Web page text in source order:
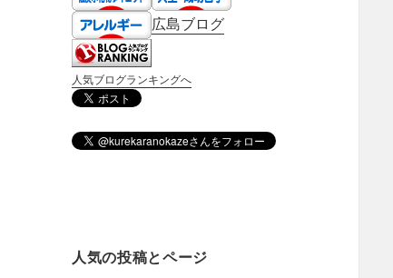
広島ブログ
人気ブログランキングへ
人気の投稿とページ